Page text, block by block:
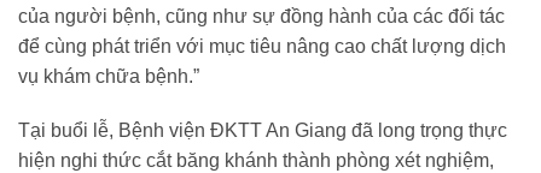
của người bệnh, cũng như sự đồng hành của các đối tác
để cùng phát triển với mục tiêu nâng cao chất lượng dịch
vụ khám chữa bệnh.”
Tại buổi lễ, Bệnh viện ĐKTT An Giang đã long trọng thực
hiện nghi thức cắt băng khánh thành phòng xét nghiệm,